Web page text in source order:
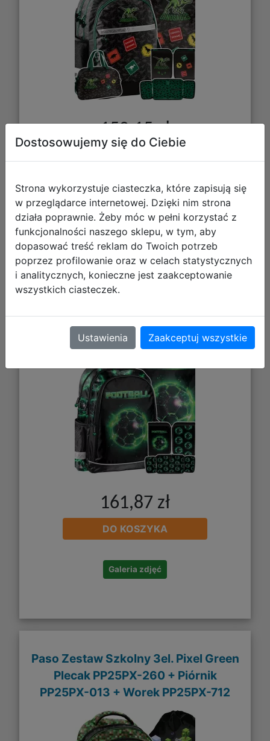
150,15 zł
Galeria zdjęć
Paso Zestaw Szkolny 3el Green Ball
PP26FG-P001BW + Worek PP26FG-
712
161,87 zł
DO KOSZYKA
Galeria zdjęć
Paso Zestaw Szkolny 3el. Pixel Green
Plecak PP25PX-260 + Piórnik
PP25PX-013 + Worek PP25PX-712
Dostosowujemy się do Ciebie
Strona wykorzystuje ciasteczka, które zapisują się
w przeglądarce internetowej. Dzięki nim strona
działa poprawnie. Żeby móc w pełni korzystać z
funkcjonalności naszego sklepu, w tym, aby
dopasować treść reklam do Twoich potrzeb
poprzez profilowanie oraz w celach statystycznych
i analitycznych, konieczne jest zaakceptowanie
wszystkich ciasteczek.
Ustawienia Zaakceptuj wszystkie